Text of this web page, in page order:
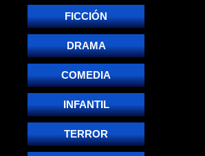
FICCIÓN
DRAMA
COMEDIA
INFANTIL
TERROR